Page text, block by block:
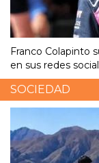
Franco Colapinto
en sus redes
SOCIEDAD